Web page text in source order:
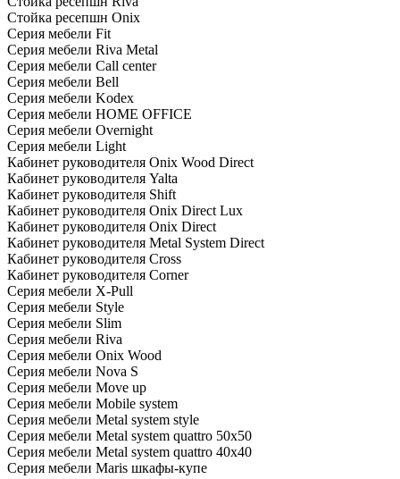
Стойка ресепшн Onix
Серия мебели Fit
Серия мебели Riva Metal
Серия мебели Call center
Серия мебели Bell
Серия мебели Kodex
Серия мебели HOME OFFICE
Серия мебели Overnight
Серия мебели Light
Кабинет руководителя Onix Wood Direct
Кабинет руководителя Yalta
Кабинет руководителя Shift
Кабинет руководителя Onix Direct Lux
Кабинет руководителя Onix Direct
Кабинет руководителя Metal System Direct
Кабинет руководителя Cross
Кабинет руководителя Corner
Серия мебели X-Pull
Серия мебели Style
Серия мебели Slim
Серия мебели Riva
Серия мебели Onix Wood
Серия мебели Nova S
Серия мебели Move up
Серия мебели Mobile system
Серия мебели Metal system style
Серия мебели Metal system quattro 50x50
Серия мебели Metal system quattro 40x40
Серия мебели Maris шкафы-купе